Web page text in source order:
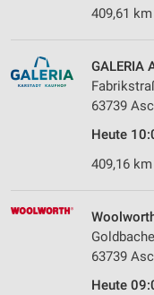
409,61 km
GALERIA
63739
Heute
409,16
63739
Heute